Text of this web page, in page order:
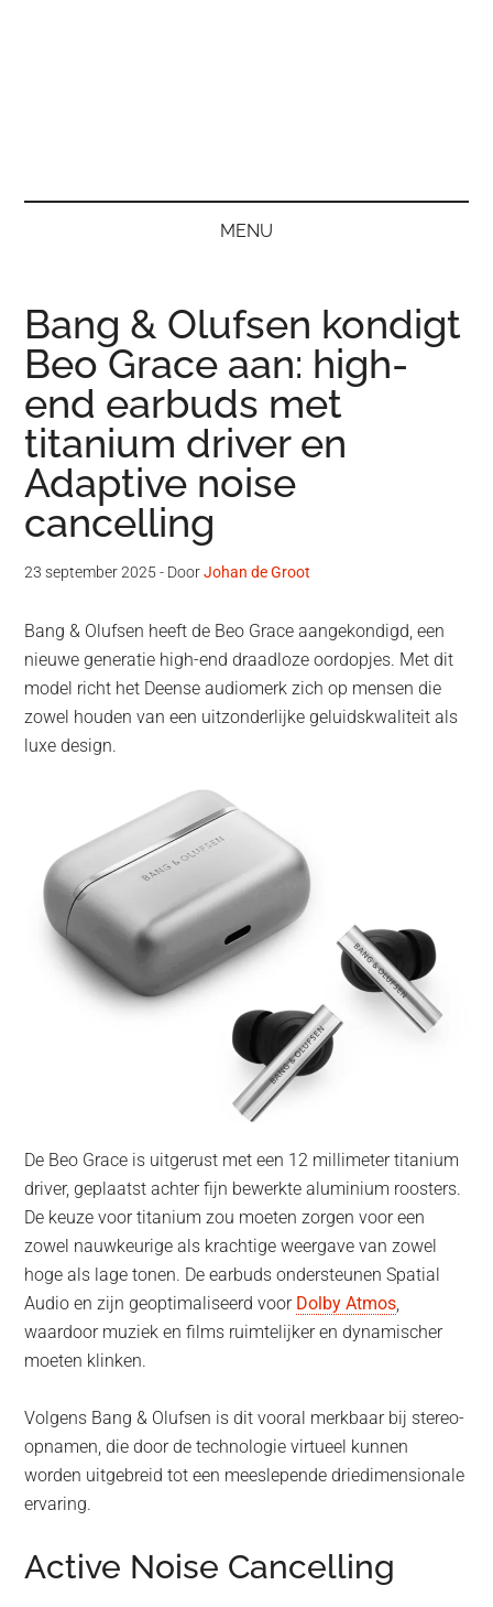
MENU
Bang & Olufsen kondigt
Beo Grace aan: high-
end earbuds met
titanium driver en
Adaptive noise
cancelling
23 september 2025 - DoorJohan de Groot
Bang & Olufsen heeft de Beo Grace aangekondigd, een
nieuwe generatie high-end draadloze oordopjes. Met dit
model richt het Deense audiomerk zich op mensen die
zowel houden van een uitzonderlijke geluidskwaliteit als
luxe design.
De Beo Grace is uitgerust met een 12 millimeter titanium
driver, geplaatst achter fijn bewerkte aluminium roosters.
De keuze voor titanium zou moeten zorgen voor een
zowel nauwkeurige als krachtige weergave van zowel
hoge als lage tonen. De earbuds ondersteunen Spatial
Audio en zijn geoptimaliseerd voor Dolby Atmos,
waardoor muziek en films ruimtelijker en dynamischer
moeten klinken.
Volgens Bang & Olufsen is dit vooral merkbaar bij stereo-
opnamen, die door de technologie virtueel kunnen
worden uitgebreid tot een meeslepende driedimensionale
ervaring.
Active Noise Cancelling